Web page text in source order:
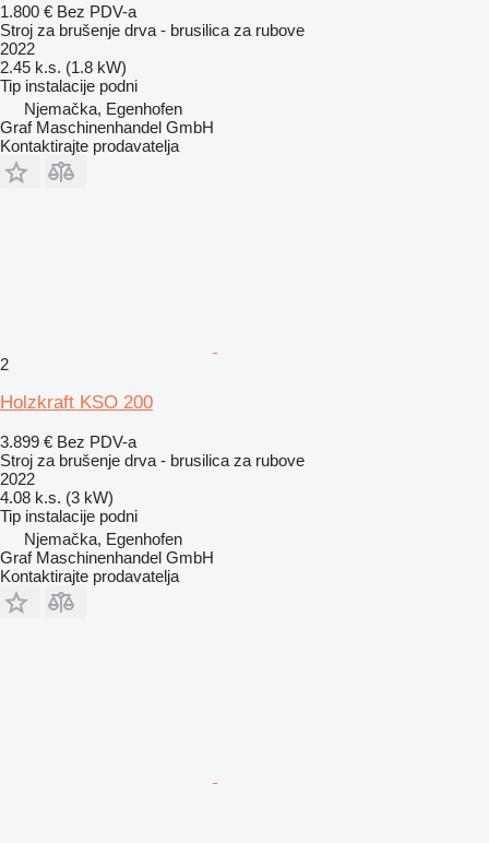
1.800 € Bez PDV-a
Stroj za brušenje drva - brusilica za rubove
2022
2.45 k.s. (1.8 kW)
Tip instalacije podni
Njemačka, Egenhofen
Graf Maschinenhandel GmbH
Kontaktirajte prodavatelja
2
Holzkraft KSO 200
3.899 € Bez PDV-a
Stroj za brušenje drva - brusilica za rubove
2022
4.08 k.s. (3 kW)
Tip instalacije podni
Njemačka, Egenhofen
Graf Maschinenhandel GmbH
Kontaktirajte prodavatelja